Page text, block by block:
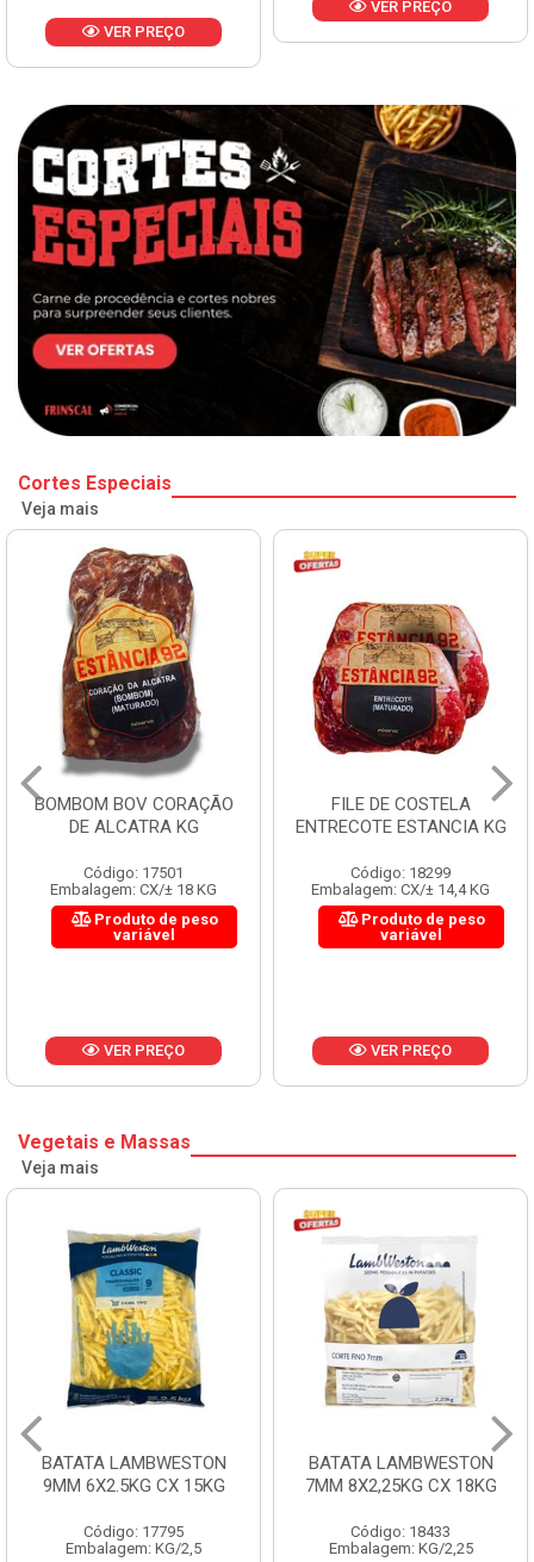
VER PREÇO
VER PREÇO
Cortes Especiais
Veja mais
BOMBOM BOV CORAÇÃO
DE ALCATRA KG
Código: 17501
Embalagem: CX/± 18 KG
Produto de peso
variável
VER PREÇO
FILE DE COSTELA
ENTRECOTE ESTANCIA KG
Código: 18299
Embalagem: CX/± 14,4 KG
Produto de peso
variável
VER PREÇO
Vegetais e Massas
Veja mais
BATATA LAMBWESTON
9MM 6X2.5KG CX 15KG
Código: 17795
Embalagem: KG/2,5
BATATA LAMBWESTON
7MM 8X2,25KG CX 18KG
Código: 18433
Embalagem: KG/2,25